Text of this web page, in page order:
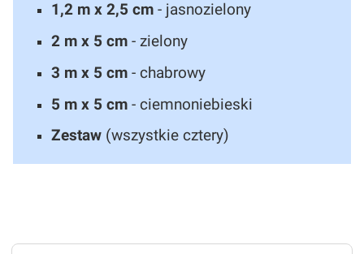
1,2 m x 2,5 cm - jasnozielony
2 m x 5 cm - zielony
3 m x 5 cm - chabrowy
5 m x 5 cm - ciemnoniebieski
Zestaw (wszystkie cztery)